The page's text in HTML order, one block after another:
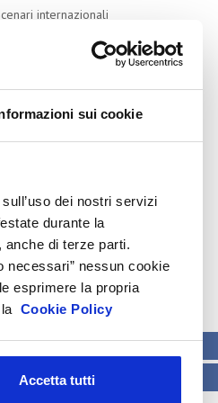
sui cookie
dei nostri servizi
durante la
anche di terze parti.
necessari” nessun cookie
esprimere la propria
Cookie Policy
Accetta tutti
internazionali
Precedenti pubblicazioni
2025 2024
2021
2009 2008
2005
TECNICO REGOLATORIO
ATTIVITÀ INTERNAZIONALI